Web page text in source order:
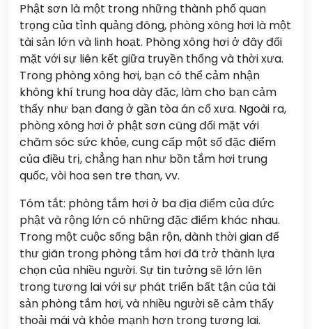
Phật sơn là một trong những thành phố quan
trọng của tỉnh quảng đông, phòng xông hơi là một
tài sản lớn và linh hoạt. Phòng xông hơi ở đây đối
mặt với sự liên kết giữa truyền thống và thời xưa.
Trong phòng xông hơi, bạn có thể cảm nhận
không khí trung hoa dày đặc, làm cho bạn cảm
thấy như bạn đang ở gần tòa án cổ xưa. Ngoài ra,
phòng xông hơi ở phật sơn cũng đối mặt với
chăm sóc sức khỏe, cung cấp một số đặc điểm
của điều trị, chẳng hạn như bồn tắm hơi trung
quốc, vòi hoa sen tre than, vv.
Tóm tắt: phòng tắm hơi ở ba địa điểm của đức
phật và rộng lớn có những đặc điểm khác nhau.
Trong một cuộc sống bận rộn, dành thời gian để
thư giãn trong phòng tắm hơi đã trở thành lựa
chọn của nhiều người. Sự tin tưởng sẽ lớn lên
trong tương lai với sự phát triển bất tận của tài
sản phòng tắm hơi, và nhiều người sẽ cảm thấy
thoải mái và khỏe mạnh hơn trong tương lai.